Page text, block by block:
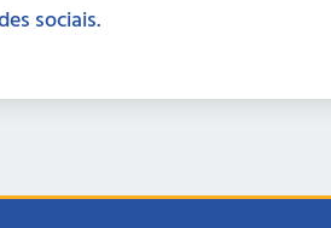
sociais.